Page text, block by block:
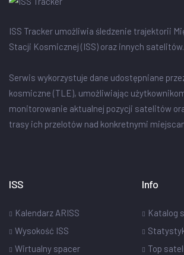
ISS Tracker umożliwia śledzenie trajektorii
Stacji Kosmicznej (ISS) oraz innych satelitów.
Serwis wykorzystuje dane udostępniane
kosmiczne (TLE), umożliwiając
monitorowanie aktualnej pozycji satelitów
trasy ich przelotów nad konkretnymi
ISS
Kalendarz ARISS
Wysokość ISS
Wirtualny spacer
Info
Katalog
Top